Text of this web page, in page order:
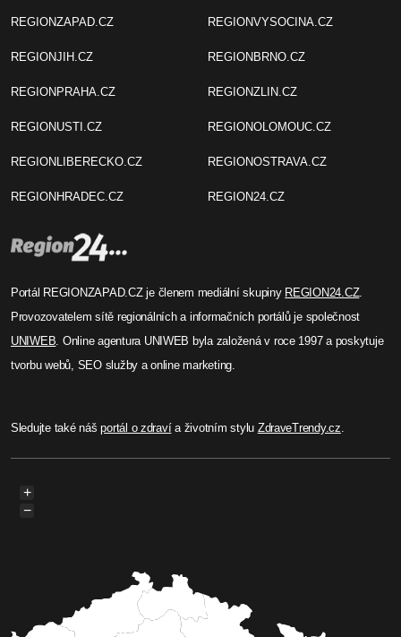
REGIONZAPAD.CZ
REGIONJIH.CZ
REGIONPRAHA.CZ
REGIONUSTI.CZ
REGIONLIBERECKO.CZ
REGIONHRADEC.CZ
REGIONVYSOCINA.CZ
REGIONBRNO.CZ
REGIONZLIN.CZ
REGIONOLOMOUC.CZ
REGIONOSTRAVA.CZ
REGION24.CZ
Portál REGIONZAPAD.CZ je členem mediální skupiny REGION24.CZ.
Provozovatelem sítě regionálních a informačních portálů je společnost
UNIWEB . Online agentura UNIWEB byla založená v roce 1997 a poskytuje
tvorbu webů, SEO služby a online marketing.
Sledujte také nášportál o zdravía životním stylu ZdraveTrendy.cz
+
−